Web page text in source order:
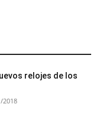
relojes de los
2018